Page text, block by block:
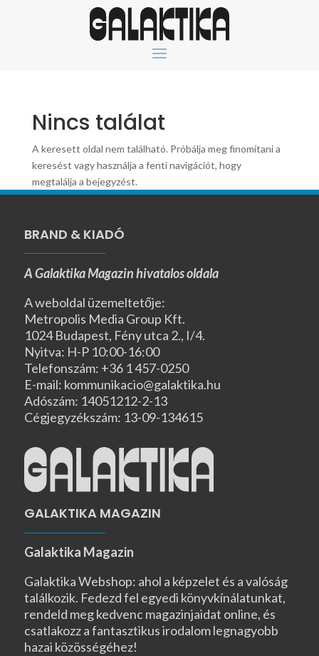
Nincs találat
A keresett oldal nem található. Próbálja meg finomítani a
keresést vagy használja a fenti navigációt, hogy
megtalálja a bejegyzést.
BRAND & KIADÓ
A Galaktika Magazin hivatalos oldala
A weboldal üzemeltetője:
Metropolis Media Group Kft.
1024 Budapest, Fény utca 2., I/4.
Nyitva: H-P 10:00-16:00
Telefonszám: +36 1 457-0250
E-mail: kommunikacio@galaktika.hu
Adószám: 14051212-2-13
Cégjegyzékszám: 13-09-134615
GALAKTIKA MAGAZIN
Galaktika Magazin
Galaktika Webshop: ahol a képzelet és a valóság
találkozik. Fedezd fel egyedi könyvkínálatunkat,
rendeld meg kedvenc magazinjaidat online, és
csatlakozz a fantasztikus irodalom legnagyobb
hazai közösségéhez!